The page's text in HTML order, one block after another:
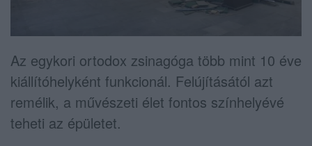
Az egykori ortodox zsinagóga több mint 10 éve
kiállítóhelyként funkcionál. Felújításától azt
remélik, a művészeti élet fontos színhelyévé
teheti az épületet.